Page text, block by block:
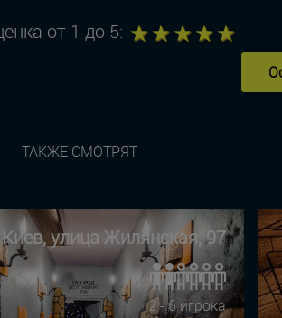
от 1 до 5: 4
3
2
1
ТАКЖЕ СМОТРЯТ
Киев, улица Жилянская, 97
2 - 6 игрока